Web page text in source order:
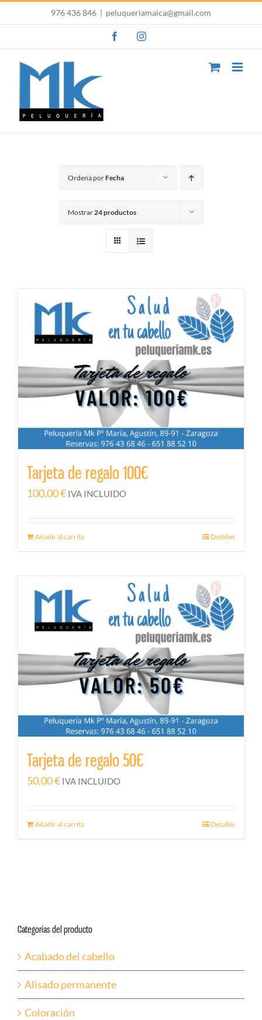
al
976 436 846 | peluqueriamaica@gmail.com
FacebookInstagram
Ordena porFecha
Mostrar 24 productos
Tarjeta de regalo 100€
100,00€ IVA INCLUIDO
Añadir al carrito Detalles
Tarjeta de regalo 50€
50,00€ IVA INCLUIDO
Añadir al carrito Detalles
Categorías del producto
Acabado del cabello
Alisado permanente
Coloración